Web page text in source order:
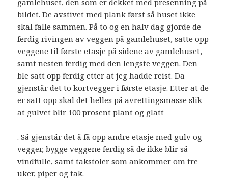
bildet. De avstivet med plank først så huset ikke
skal falle sammen. På to og en halv dag gjorde de
ferdig rivingen av veggen på gamlehuset, satte opp
veggene til første etasje på sidene av gamlehuset,
samt nesten ferdig med den lengste veggen. Den
ble satt opp ferdig etter at jeg hadde reist. Da
gjenstår det to kortvegger i første etasje. Etter at de
er satt opp skal det helles på avrettingsmasse slik
at gulvet blir 100 prosent plant og glatt
. Så gjenstår det å få opp andre etasje med gulv og
vegger, bygge veggene ferdig så de ikke blir så
vindfulle, samt takstoler som ankommer om tre
uker, piper og tak.